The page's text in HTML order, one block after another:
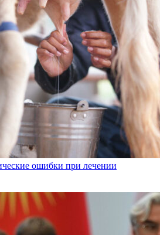
ошибки при лечении